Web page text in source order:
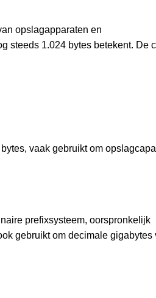
opslagapparaten en
steeds 1.024 bytes betekent. De
vaak gebruikt om
prefixsysteem, oorspronkelijk
gebruikt om decimale gigabytes